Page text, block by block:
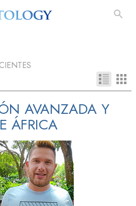
AVANZADA Y
ÁFRICA